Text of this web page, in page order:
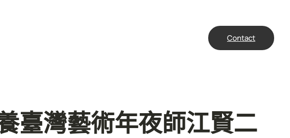
Contact
臺灣藝術年夜師江賢二